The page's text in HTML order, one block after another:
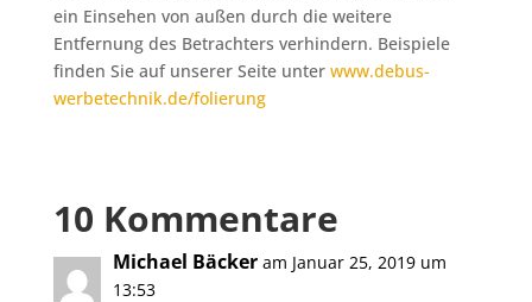
ein Einsehen von außen durch die weitere
Entfernung des Betrachters verhindern. Beispiele
finden Sie auf unserer Seite unter www.debus-
werbetechnik.de/folierung
10 Kommentare
Michael Bäcker am Januar 25, 2019 um
13:53